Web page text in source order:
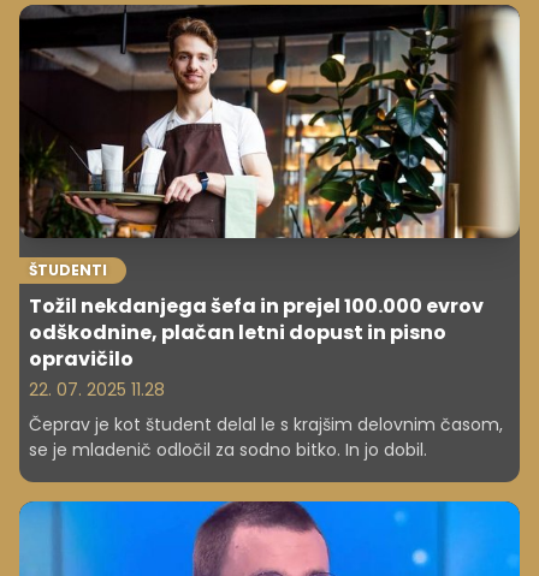
ŠTUDENTI
Tožil nekdanjega šefa in prejel 100.000 evrov
odškodnine, plačan letni dopust in pisno
opravičilo
22. 07. 2025 11.28
Čeprav je kot študent delal le s krajšim delovnim časom,
se je mladenič odločil za sodno bitko. In jo dobil.